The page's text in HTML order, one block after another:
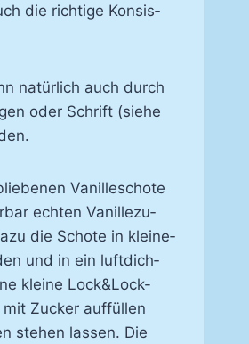
die rich­ti­ge Kon­sis­
na­tür­lich auch durch
oder Schrift (sie­he
Va­nil­le­scho­te
ech­ten Va­nil­le­zu­
die Scho­te in klei­ne­
und in ein luft­dich­
klei­ne Lock&Lock-​
Zu­cker auf­fül­len
ste­hen las­sen. Die